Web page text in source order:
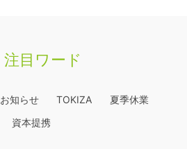
注目ワード
お知らせ TOKIZA
夏季休業
資本提携